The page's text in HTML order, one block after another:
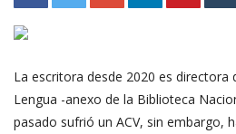
La escritora desde 2020 es directora
Lengua -anexo de la Biblioteca
pasado sufrió un ACV, sin embargo,